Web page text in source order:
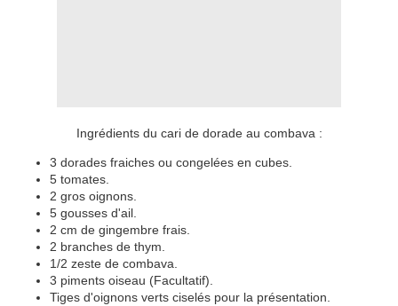
Ingrédients du cari de dorade au combava :
3 dorades fraiches ou congelées en cubes.
5 tomates.
2 gros oignons.
5 gousses d'ail.
2 cm de gingembre frais.
2 branches de thym.
1/2 zeste de combava.
3 piments oiseau (Facultatif).
Tiges d'oignons verts ciselés pour la présentation.